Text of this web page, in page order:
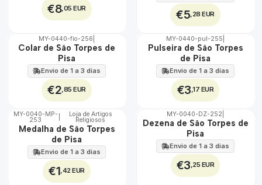
€8,05 EUR €5,28 EUR
🇵🇹
MY-0440-fio-256
Colar de São Torpes de
Pisa
Envio de 1 a 3 dias
€2,85 EUR
🇵🇹
MY-0440-pul-255
Pulseira de São Torpes
de Pisa
Envio de 1 a 3 dias
€3,17 EUR
🇵🇹
100%
MY-0040-MP-
253
Loja de Artigos
Religiosos
Medalha de São Torpes
de Pisa
Envio de 1 a 3 dias
€1,42 EUR
🇵🇹
MY-0040-DZ-252
Dezena de São Torpes de
Pisa
Envio de 1 a 3 dias
€3,25 EUR